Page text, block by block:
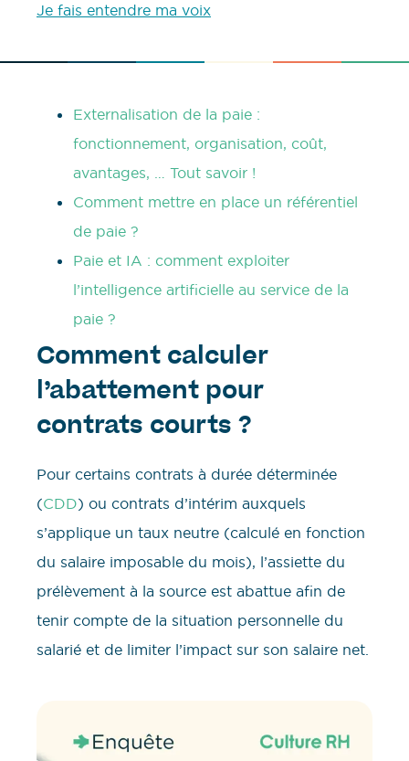
Je fais entendre ma voix
Externalisation de la paie :
fonctionnement, organisation, coût,
avantages, … Tout savoir !
Comment mettre en place un référentiel
de paie ?
Paie et IA : comment exploiter
l’intelligence artificielle au service de la
paie ?
Comment calculer
l’abattement pour
contrats courts ?
Pour certains contrats à durée déterminée
(CDD) ou contrats d’intérim auxquels
s’applique un taux neutre (calculé en fonction
du salaire imposable du mois), l’assiette du
prélèvement à la source est abattue afin de
tenir compte de la situation personnelle du
salarié et de limiter l’impact sur son salaire net.